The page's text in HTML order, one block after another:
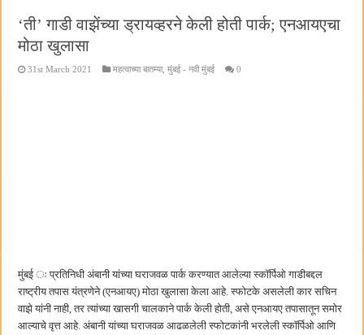
‘ती’ गाडी वाझेंच्या ड्रायव्हरने केली होती पार्क; एनआयएचा
मोठा खुलासा
31st March 2021 महत्वाच्या बातम्या,मुंबई - नवी मुंबई 0
मुंबई ः प्रतिनिधी अंबानी यांच्या घराजवळ पार्क करण्यात आलेल्या स्कॉर्पिओ गाडीबद्दल
राष्ट्रीय तपास यंत्रणेने (एनआयए) मोठा खुलासा केला आहे. स्फोटके असलेली कार सचिन
वाझे यांनी नाही, तर त्यांच्या खासगी चालकाने पार्क केली होती, असे एनआयए तपासातून समोर
आल्याचे वृत्त आहे. अंबानी यांच्या घराजवळ आढळलेली स्फोटकांनी भरलेली स्कॉर्पिओ आणि